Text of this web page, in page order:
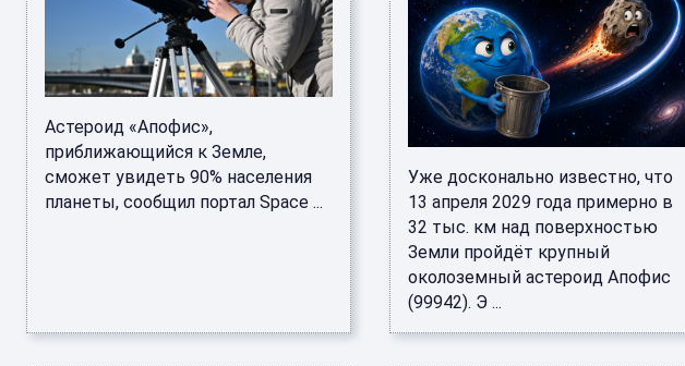
Астероид «Апофис»,
приближающийся к Земле,
сможет увидеть 90% населения
планеты, сообщил портал Space ...
Уже досконально известно, что
13 апреля 2029 года примерно в
32 тыс. км над поверхностью
Земли пройдёт крупный
околоземный астероид Апофис
(99942). Э ...